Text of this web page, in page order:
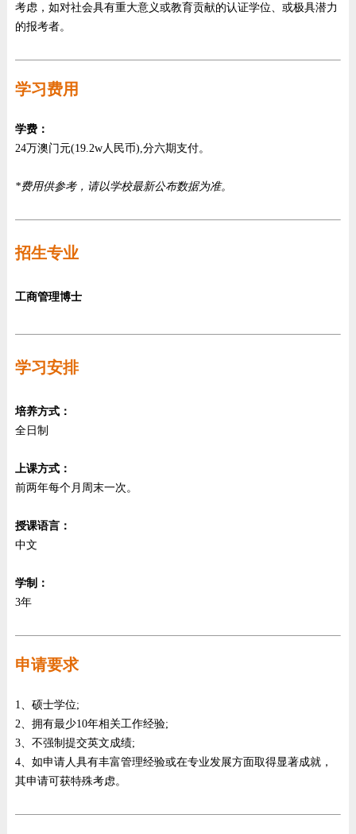
考虑，如对社会具有重大意义或教育贡献的认证学位、或极具潜力
的报考者。
学习费用
学费：
24万澳门元(19.2w人民币),分六期支付。
*费用供参考，请以学校最新公布数据为准。
招生专业
工商管理博士
学习安排
培养方式：
全日制
上课方式：
前两年每个月周末一次。
授课语言：
中文
学制：
3年
申请要求
1、硕士学位;
2、拥有最少10年相关工作经验;
3、不强制提交英文成绩;
4、如申请人具有丰富管理经验或在专业发展方面取得显著成就，
其申请可获特殊考虑。